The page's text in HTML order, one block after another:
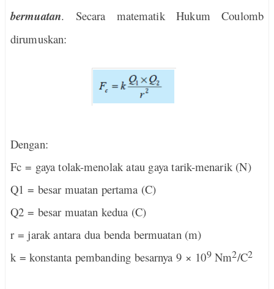
bermuatan. Secara matematik Hukum Coulomb
dirumuskan:
Dengan:
Fc = gaya tolak-menolak atau gaya tarik-menarik (N)
Q1 = besar muatan pertama (C)
Q2 = besar muatan kedua (C)
r = jarak antara dua benda bermuatan (m)
k = konstanta pembanding besarnya 9 × 109Nm2/C2